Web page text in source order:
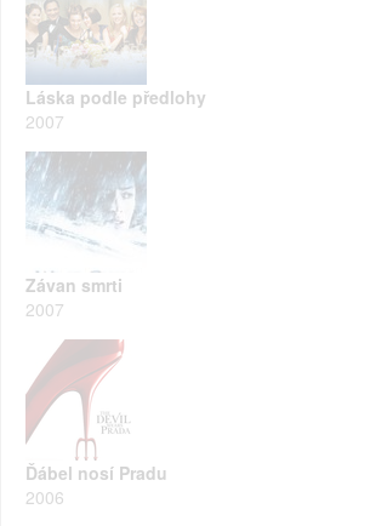
Láska podle předlohy
2007
Závan smrti
2007
Ďábel nosí Pradu
2006